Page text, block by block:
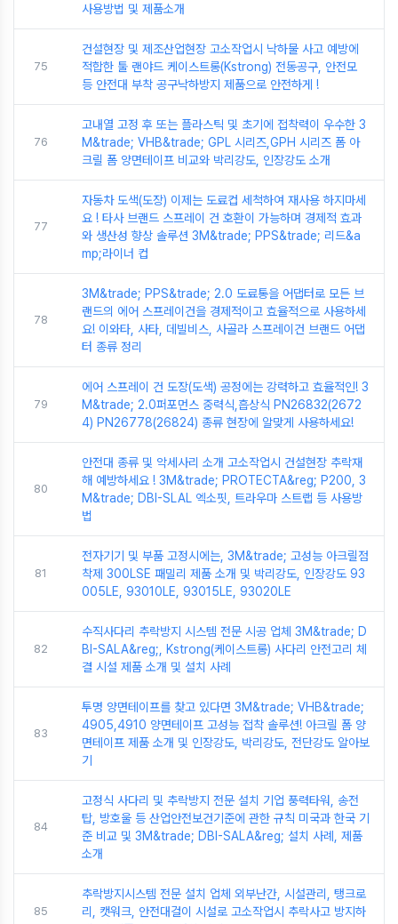
사용방법 및 제품소개
75
건설현장 및 제조산업현장 고소작업시 낙하물 사고 예방에
적합한 툴 랜야드 케이스트롱(Kstrong) 전동공구, 안전모
등 안전대 부착 공구낙하방지 제품으로 안전하게 !
76
고내열 고정 후 또는 플라스틱 및 초기에 접착력이 우수한 3
M&trade; VHB&trade; GPL 시리즈,GPH 시리즈 폼 아
크릴 폼 양면테이프 비교와 박리강도, 인장강도 소개
77
자동차 도색(도장) 이제는 도료컵 세척하여 재사용 하지마세
요 ! 타사 브랜드 스프레이 건 호환이 가능하며 경제적 효과
와 생산성 향상 솔루션 3M&trade; PPS&trade; 리드&a
mp;라이너 컵
78
3M&trade; PPS&trade; 2.0 도료통을 어댑터로 모든 브
랜드의 에어 스프레이건을 경제적이고 효율적으로 사용하세
요! 이와타, 사타, 데빌비스, 사골라 스프레이건 브랜드 어댑
터 종류 정리
79
에어 스프레이 건 도장(도색) 공정에는 강력하고 효율적인! 3
M&trade; 2.0퍼포먼스 중력식,흡상식 PN26832(2672
4) PN26778(26824) 종류 현장에 알맞게 사용하세요!
80
안전대 종류 및 악세사리 소개 고소작업시 건설현장 추락재
해 예방하세요 ! 3M&trade; PROTECTA&reg; P200, 3
M&trade; DBI-SLAL 엑소핏, 트라우마 스트랩 등 사용방
법
81
전자기기 및 부품 고정시에는, 3M&trade; 고성능 아크릴점
착제 300LSE 패밀리 제품 소개 및 박리강도, 인장강도 93
005LE, 93010LE, 93015LE, 93020LE
82
수직사다리 추락방지 시스템 전문 시공 업체 3M&trade; D
BI-SALA&reg;, Kstrong(케이스트롱) 사다리 안전고리 체
결 시설 제품 소개 및 설치 사례
83
투명 양면테이프를 찾고 있다면 3M&trade; VHB&trade;
4905,4910 양면테이프 고성능 접착 솔루션! 아크릴 폼 양
면테이프 제품 소개 및 인장강도, 박리강도, 전단강도 알아보
기
84
고정식 사다리 및 추락방지 전문 설치 기업 풍력타워, 송전
탑, 방호울 등 산업안전보건기준에 관한 규칙 미국과 한국 기
준 비교 및 3M&trade; DBI-SALA&reg; 설치 사례, 제품
소개
85
추락방지시스템 전문 설치 업체 외부난간, 시설관리, 탱크로
리, 캣워크, 안전대걸이 시설로 고소작업시 추락사고 방지하